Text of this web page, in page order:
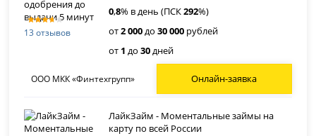
13 отзывов
0,8% в день (ПСК292%)
от2 000до30 000 рублей
от 1 до30дней
ООО МКК «Финтехгрупп» Онлайн-заявка
ЛайкЗайм - Моментальные займы на
карту по всей России